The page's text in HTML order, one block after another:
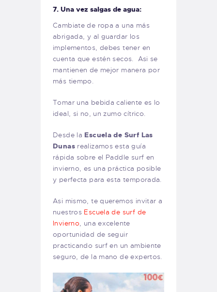
7. Una vez salgas de agua:
Cambiate de ropa a una más
abrigada, y al guardar los
implementos, debes tener en
cuenta que estén secos. Asi se
mantienen de mejor manera por
más tiempo.
Tomar una bebida caliente es lo
ideal, si no, un zumo cítrico.
Desde la Escuela de Surf Las
Dunasrealizamos esta guía
rápida sobre el Paddle surf en
invierno, es una práctica posible
y perfecta para esta temporada.
Asi mismo, te queremos invitar a
nuestros Escuela de surf de
Invierno, una excelente
oportunidad de seguir
practicando surf en un ambiente
seguro, de la mano de expertos.